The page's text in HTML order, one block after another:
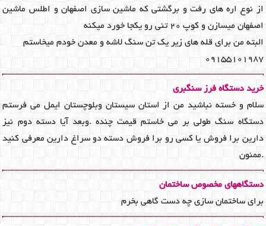
از نوع اره های رفت و برگشتی که ماشین سازی اصفهان و اطلس ماشین
اصفهان میسازن و کوپ 20 تنی رو یکجا خورد میکنه
البته من برای قله های زیر یک تن سنگ لاشه و معدن خودم میخاستم
09155101987
خرید دستگاه فرز سنگبری
سلام و خسته نباشید من از استان سیستان وبلوچستان ایمل می فرستم
دستگاه سنگ طولی بر می خاستم قیمت چنده .وبعد آیا دسته دوم نیز
دارین برا فروش یا کسی رو برا فروش دسته دو سراغ دارین معرفی کنید
.ممنون
دستگاههای مخصوص ساختمان
برای ساختمان سازی چه دست گاهی بخرم